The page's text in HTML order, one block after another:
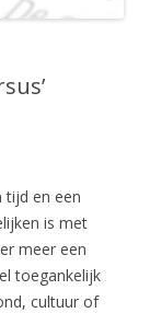
tijd en een
is met
meer een
toegankelijk
cultuur of